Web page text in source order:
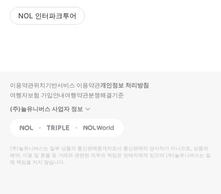
NOL 인터파크투어
입니
다.
높
은
순
동
영
상
순
상
이용약관위치기반서비스 이용약관개인정보 처리방침
여행자보험 가입안내여행약관분쟁해결기준
(주)놀유니버스 사업자 정보
NOL Triple Interpark Global
(주)놀유니버스는 일부 상품의 통신판매중개자로서 통신판매의 당사자가 아니므로, 상품의
예약, 이용 및 환불 등 거래와 관련된 의무와 책임은 판매자에게 있으며 (주)놀유니버스는 일
체 책임을 지지 않습니다.